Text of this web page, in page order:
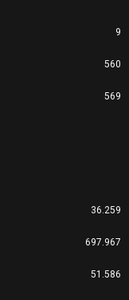
9
560
569
36.259
697.967
51.586